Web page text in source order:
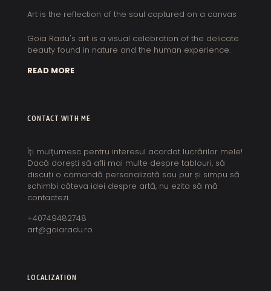
Art is the reflection of the soul captured on a canvas
Goia Radu's art is a visual celebration of the delicate
beauty found in nature and the human experience.
READ MORE
CONTACT WITH ME
Îți mulțumesc pentru interesul acordat lucrărilor mele!
Dacă dorești să afli mai multe despre tablouri, să
discuți o comandă personalizată sau pur și simpu să
schimbi câteva idei despre artă, nu ezita să mă
contactezi.
+40749482748
art@goiaradu.ro
LOCALIZATION